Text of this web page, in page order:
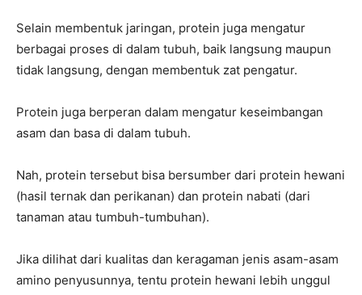
Selain membentuk jaringan, protein juga mengatur
berbagai proses di dalam tubuh, baik langsung maupun
tidak langsung, dengan membentuk zat pengatur.
Protein juga berperan dalam mengatur keseimbangan
asam dan basa di dalam tubuh.
Nah, protein tersebut bisa bersumber dari protein hewani
(hasil ternak dan perikanan) dan protein nabati (dari
tanaman atau tumbuh-tumbuhan).
Jika dilihat dari kualitas dan keragaman jenis asam-asam
amino penyusunnya, tentu protein hewani lebih unggul